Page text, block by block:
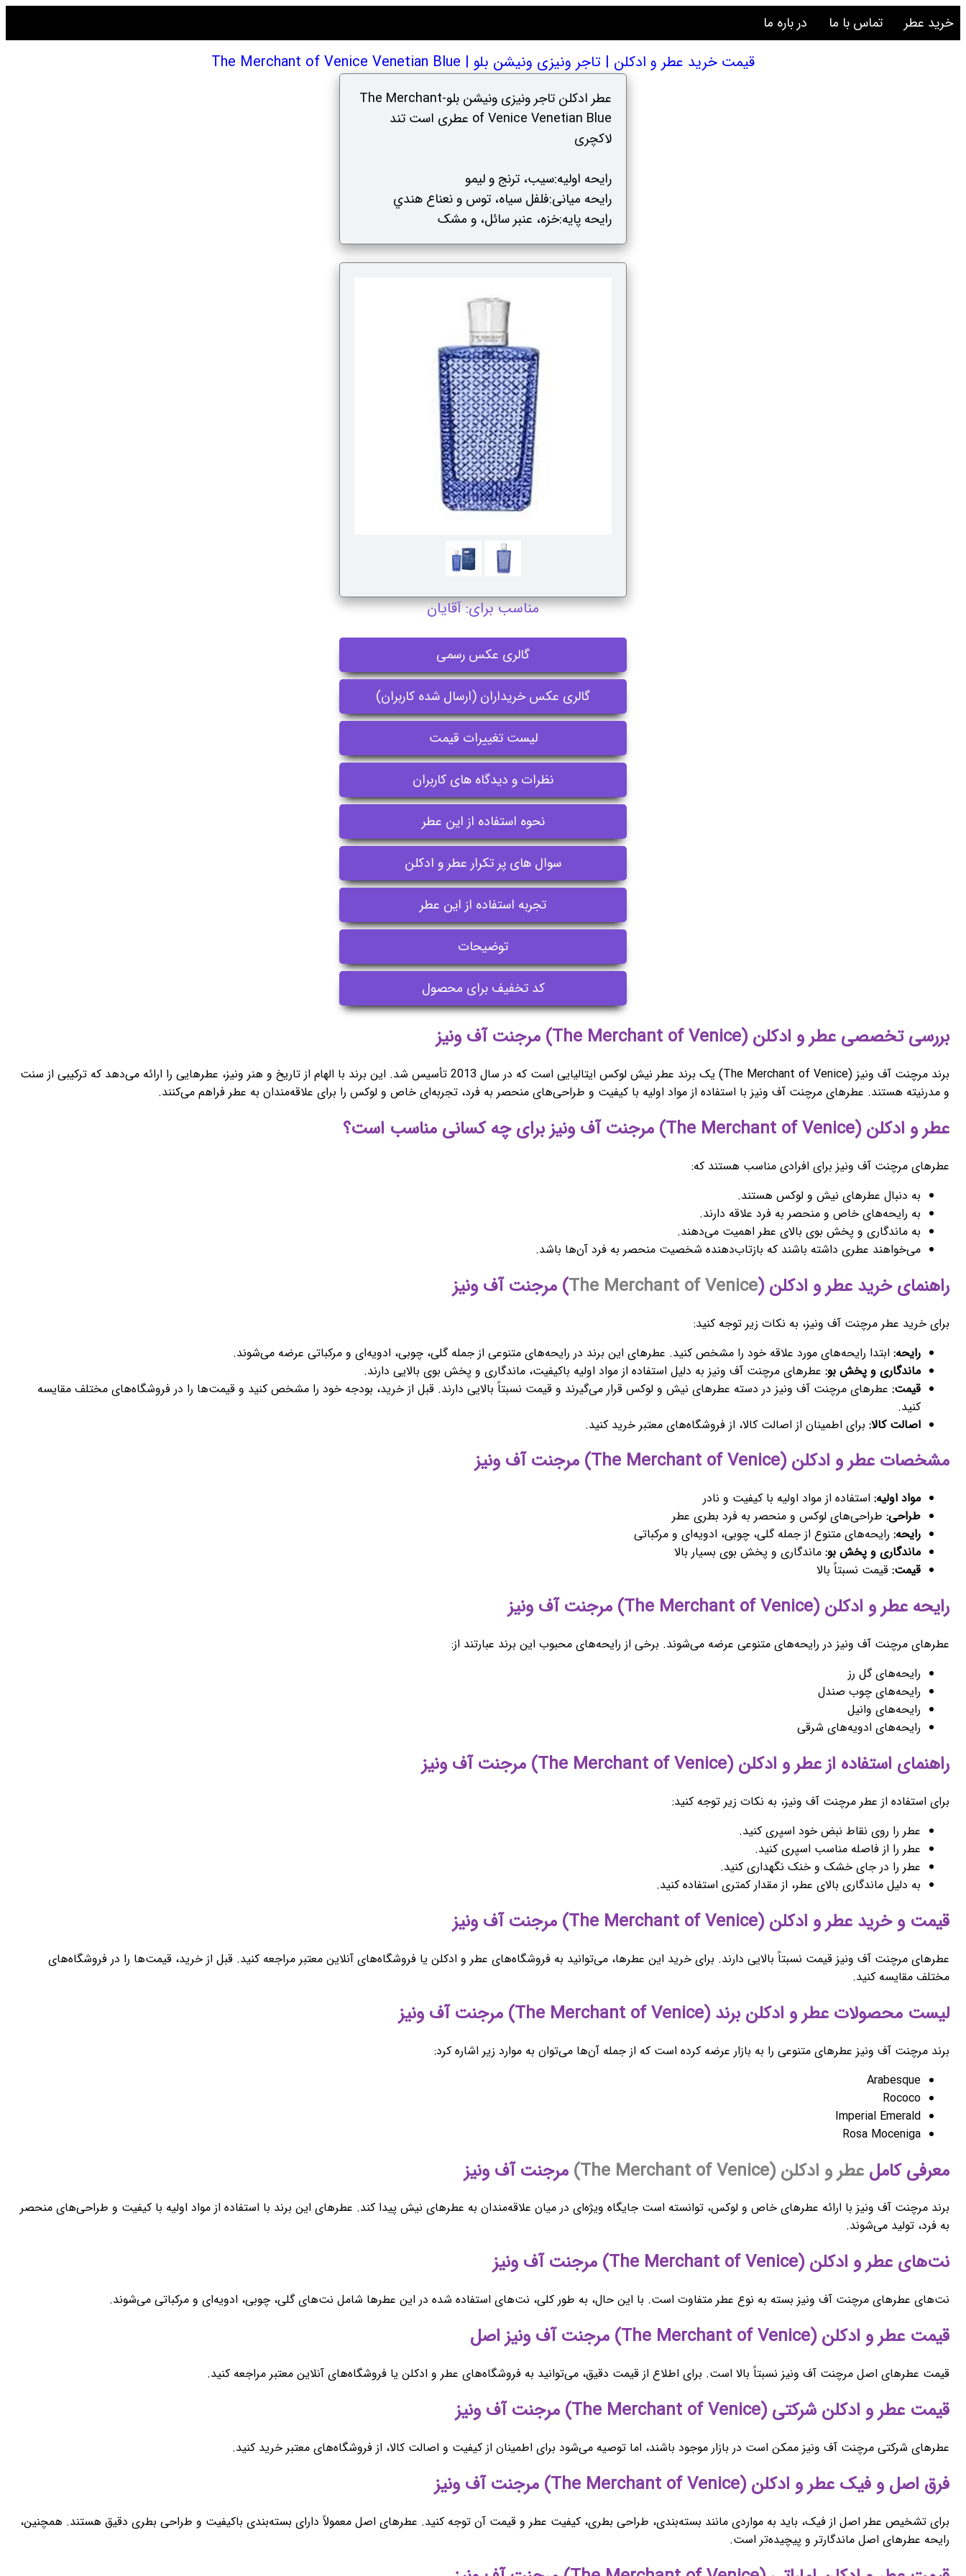
خرید عطر تماس با ما در باره ما
قیمت خرید عطر و ادکلن | تاجر ونیزی ونیشن بلو | The Merchant of Venice Venetian Blue
عطر ادکلن تاجر ونیزی ونیشن بلو-The Merchant
of Venice Venetian Blue عطری است تند
لاکچری
رایحه اولیه:سیب، ترنج و لیمو
رایحه میانی‌:فلفل سیاه، توس و نعناع هندي
رایحه پایه‌:خزه، عنبر سائل، و مشک
مناسب برای: آقایان
گالری عکس رسمی
گالری عکس خریداران (ارسال شده کاربران)
لیست تغییرات قیمت
نظرات و دیدگاه های کاربران
نحوه استفاده از این عطر
سوال های پر تکرار عطر و ادکلن
تجربه استفاده از این عطر
توضیحات
کد تخفیف برای محصول
بررسی تخصصی عطر و ادکلن (The Merchant of Venice) مرجنت آف ونیز
برند مرچنت آف ونیز (The Merchant of Venice) یک برند عطر نیش لوکس ایتالیایی است که در سال 2013 تأسیس شد. این برند با الهام از تاریخ و هنر ونیز، عطرهایی را ارائه می‌دهد که ترکیبی از سنت
و مدرنیته هستند. عطرهای مرچنت آف ونیز با استفاده از مواد اولیه با کیفیت و طراحی‌های منحصر به فرد، تجربه‌ای خاص و لوکس را برای علاقه‌مندان به عطر فراهم می‌کنند.
عطر و ادکلن (The Merchant of Venice) مرجنت آف ونیز برای چه کسانی مناسب است؟
عطرهای مرچنت آف ونیز برای افرادی مناسب هستند که:
به دنبال عطرهای نیش و لوکس هستند.
به رایحه‌های خاص و منحصر به فرد علاقه دارند.
به ماندگاری و پخش بوی بالای عطر اهمیت می‌دهند.
می‌خواهند عطری داشته باشند که بازتاب‌دهنده شخصیت منحصر به فرد آن‌ها باشد.
راهنمای خرید عطر و ادکلن (The Merchant of Venice) مرجنت آف ونیز
برای خرید عطر مرچنت آف ونیز، به نکات زیر توجه کنید:
رایحه: ابتدا رایحه‌های مورد علاقه خود را مشخص کنید. عطرهای این برند در رایحه‌های متنوعی از جمله گلی، چوبی، ادویه‌ای و مرکباتی عرضه می‌شوند.
ماندگاری و پخش بو: عطرهای مرچنت آف ونیز به دلیل استفاده از مواد اولیه باکیفیت، ماندگاری و پخش بوی بالایی دارند.
قیمت: عطرهای مرچنت آف ونیز در دسته عطرهای نیش و لوکس قرار می‌گیرند و قیمت نسبتاً بالایی دارند. قبل از خرید، بودجه خود را مشخص کنید و قیمت‌ها را در فروشگاه‌های مختلف مقایسه
کنید.
اصالت کالا: برای اطمینان از اصالت کالا، از فروشگاه‌های معتبر خرید کنید.
مشخصات عطر و ادکلن (The Merchant of Venice) مرجنت آف ونیز
مواد اولیه: استفاده از مواد اولیه با کیفیت و نادر
طراحی: طراحی‌های لوکس و منحصر به فرد بطری عطر
رایحه: رایحه‌های متنوع از جمله گلی، چوبی، ادویه‌ای و مرکباتی
ماندگاری و پخش بو: ماندگاری و پخش بوی بسیار بالا
قیمت: قیمت نسبتاً بالا
رایحه عطر و ادکلن (The Merchant of Venice) مرجنت آف ونیز
عطرهای مرچنت آف ونیز در رایحه‌های متنوعی عرضه می‌شوند. برخی از رایحه‌های محبوب این برند عبارتند از:
رایحه‌های گل رز
رایحه‌های چوب صندل
رایحه‌های وانیل
رایحه‌های ادویه‌های شرقی
راهنمای استفاده از عطر و ادکلن (The Merchant of Venice) مرجنت آف ونیز
برای استفاده از عطر مرچنت آف ونیز، به نکات زیر توجه کنید:
عطر را روی نقاط نبض خود اسپری کنید.
عطر را از فاصله مناسب اسپری کنید.
عطر را در جای خشک و خنک نگهداری کنید.
به دلیل ماندگاری بالای عطر، از مقدار کمتری استفاده کنید.
قیمت و خرید عطر و ادکلن (The Merchant of Venice) مرجنت آف ونیز
عطرهای مرچنت آف ونیز قیمت نسبتاً بالایی دارند. برای خرید این عطرها، می‌توانید به فروشگاه‌های عطر و ادکلن یا فروشگاه‌های آنلاین معتبر مراجعه کنید. قبل از خرید، قیمت‌ها را در فروشگاه‌های
مختلف مقایسه کنید.
لیست محصولات عطر و ادکلن برند (The Merchant of Venice) مرجنت آف ونیز
برند مرچنت آف ونیز عطرهای متنوعی را به بازار عرضه کرده است که از جمله آن‌ها می‌توان به موارد زیر اشاره کرد:
Arabesque
Rococo
Imperial Emerald
Rosa Moceniga
معرفی کامل عطر و ادکلن (The Merchant of Venice) مرجنت آف ونیز
برند مرچنت آف ونیز با ارائه عطرهای خاص و لوکس، توانسته است جایگاه ویژه‌ای در میان علاقه‌مندان به عطرهای نیش پیدا کند. عطرهای این برند با استفاده از مواد اولیه با کیفیت و طراحی‌های منحصر
به فرد، تولید می‌شوند.
نت‌های عطر و ادکلن (The Merchant of Venice) مرجنت آف ونیز
نت‌های عطرهای مرچنت آف ونیز بسته به نوع عطر متفاوت است. با این حال، به طور کلی، نت‌های استفاده شده در این عطرها شامل نت‌های گلی، چوبی، ادویه‌ای و مرکباتی می‌شوند.
قیمت عطر و ادکلن (The Merchant of Venice) مرجنت آف ونیز اصل
قیمت عطرهای اصل مرچنت آف ونیز نسبتاً بالا است. برای اطلاع از قیمت دقیق، می‌توانید به فروشگاه‌های عطر و ادکلن یا فروشگاه‌های آنلاین معتبر مراجعه کنید.
قیمت عطر و ادکلن شرکتی (The Merchant of Venice) مرجنت آف ونیز
عطرهای شرکتی مرچنت آف ونیز ممکن است در بازار موجود باشند، اما توصیه می‌شود برای اطمینان از کیفیت و اصالت کالا، از فروشگاه‌های معتبر خرید کنید.
فرق اصل و فیک عطر و ادکلن (The Merchant of Venice) مرجنت آف ونیز
برای تشخیص عطر اصل از فیک، باید به مواردی مانند بسته‌بندی، طراحی بطری، کیفیت عطر و قیمت آن توجه کنید. عطرهای اصل معمولاً دارای بسته‌بندی باکیفیت و طراحی بطری دقیق هستند. همچنین،
رایحه عطرهای اصل ماندگارتر و پیچیده‌تر است.